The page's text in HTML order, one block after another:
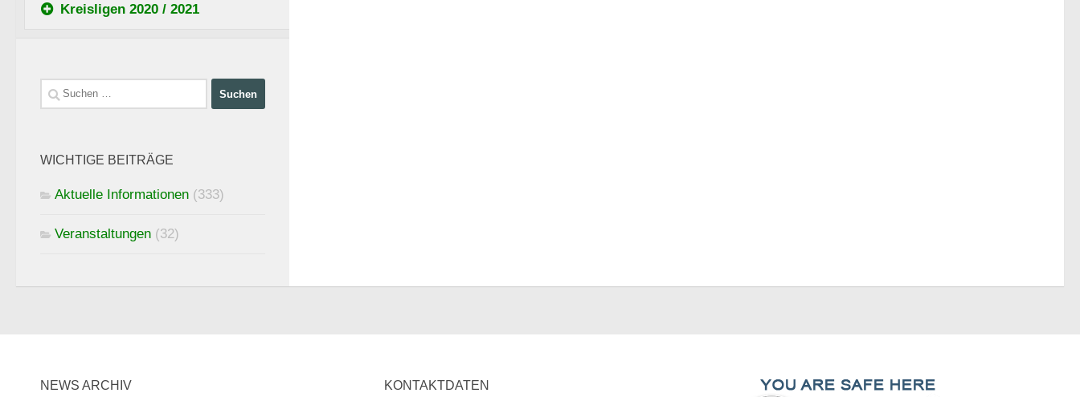
Kreisligen 2020 / 2021
Suchen
nach:
WICHTIGE BEITRÄGE
Aktuelle Informationen (333)
Veranstaltungen (32)
NEWS ARCHIV KONTAKTDATEN